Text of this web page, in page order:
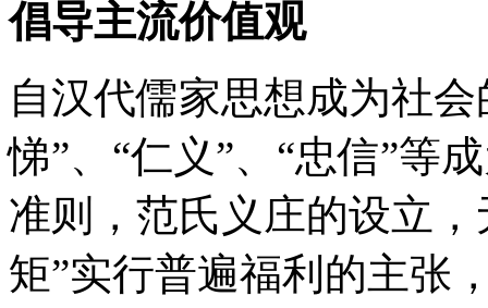
倡导主流价值观
自汉代儒家思想成为社
悌”、“仁义”、“忠信”等
准则，范氏义庄的设立
矩”实行普遍福利的主张